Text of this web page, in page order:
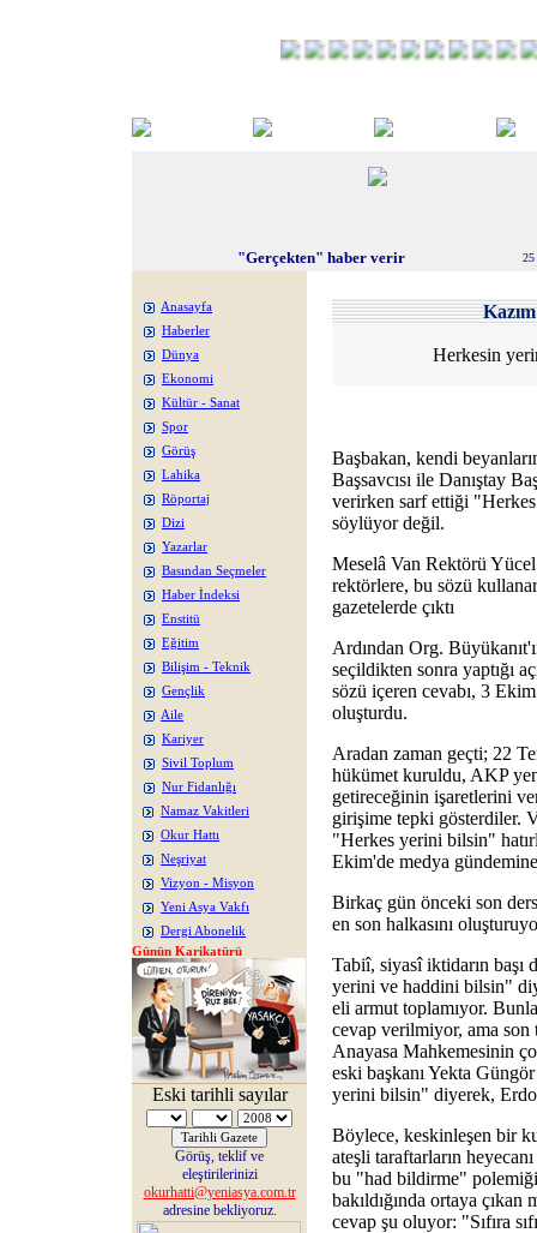
"Gerçekten" haber verir 25
Anasayfa
Haberler
Dünya
Ekonomi
Kültür - Sanat
Spor
Görüş
Lahika
Röportaj
Dizi
Yazarlar
Basından Seçmeler
Haber İndeksi
Enstitü
Eğitim
Bilişim - Teknik
Gençlik
Aile
Kariyer
Sivil Toplum
Nur Fidanlığı
Namaz Vakitleri
Okur Hattı
Neşriyat
Vizyon - Misyon
Yeni Asya Vakfı
Dergi Abonelik
Günün Karikatürü
Eski tarihli sayılar
Görüş, teklif ve
eleştirilerinizi
okurhatti@yeniasya.com.tr
adresine bekliyoruz.
Herkesin
Başbakan, kendi
Başsavcısı ile Danıştay
verirken sarf ettiği
söylüyor değil.
Meselâ Van Rektörü Yücel
rektörlere, bu sözü
gazetelerde çıktı
Ardından Org.
seçildikten sonra yaptığı
sözü içeren cevabı, 3
oluşturdu.
Aradan zaman geçti; 22
hükümet kuruldu, AKP
getireceğinin işaretlerini
girişime tepki gösterdiler.
"Herkes yerini bilsin"
Ekim'de medya
Birkaç gün önceki son
en son halkasını
Tabiî, siyasî iktidarın başı
yerini ve haddini bilsin"
eli armut toplamıyor.
cevap verilmiyor, ama son
Anayasa Mahkemesinin
eski başkanı Yekta
yerini bilsin" diyerek,
Böylece, keskinleşen bir
ateşli taraftarların
bu "had bildirme"
bakıldığında ortaya çıkan
cevap şu oluyor: "Sıfıra